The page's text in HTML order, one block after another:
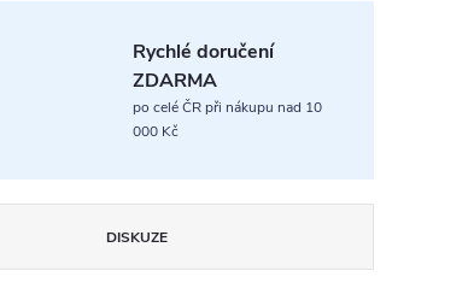
Rychlé doručení
ZDARMA
po celé ČR při nákupu nad 10
000 Kč
DISKUZE